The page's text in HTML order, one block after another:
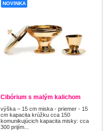
NOVINKA
Cibórium s malým kalichom
výška – 15 cm miska - priemer - 15
cm kapacita krúžku cca 150
komunikujúcich kapacita misky: cca
300 prijím...